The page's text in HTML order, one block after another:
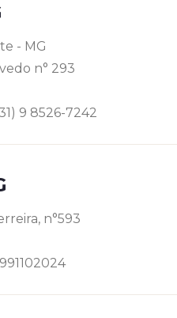
- MG
n° 293
9 8526-7242
n°593